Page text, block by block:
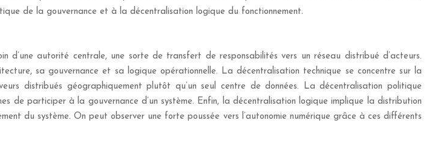
de la gouvernance et à la décentralisation logique du fonctionnement.
autorité centrale, une sorte de transfert de responsabilités vers un réseau distribué d’acteurs.
sa gouvernance et sa logique opérationnelle. La décentralisation technique se concentre sur la
distribués géographiquement plutôt qu’un seul centre de données. La décentralisation politique
de participer à la gouvernance d’un système. Enfin, la décentralisation logique implique la distribution
du système. On peut observer une forte poussée vers l’autonomie numérique grâce à ces différents